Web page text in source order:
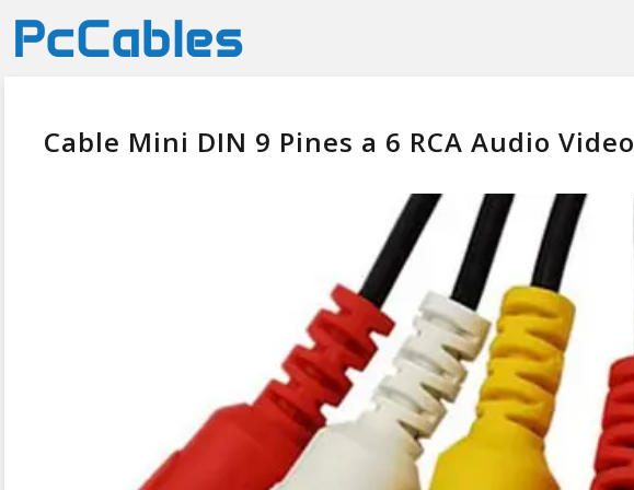
Cable Mini DIN 9 Pines a 6 RCA Audio Video